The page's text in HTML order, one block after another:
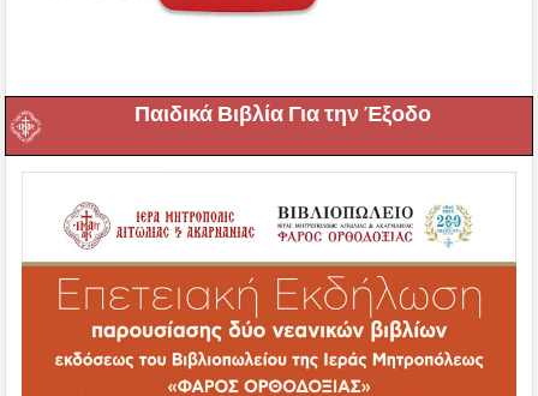
Παιδικά Βιβλία Για την Έξοδο